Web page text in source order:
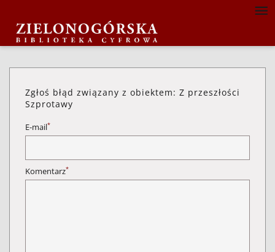
Zgłoś błąd związany z obiektem: Z przeszłości
Szprotawy
E-mail*
Komentarz*